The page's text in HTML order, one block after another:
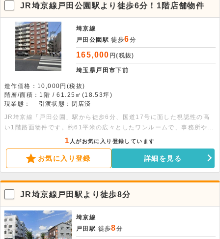
JR埼京線戸田公園駅より徒歩6分！1階店舗物件
埼京線
戸田公園駅 徒歩6分
165,000 円(税抜)
埼玉県戸田市下前
造作価格：10,000円(税抜)
階層/面積：1階 / 61.25㎡(18.53坪)
現業態：
引渡状態：閉店済
JR埼京線「戸田公園」駅から徒歩6分、国道17号に面した視認性の高
い1階路面物件です。約61平米の広々としたワンルームで、事務所や店
舗として多目的に活用いただけます。角地の利点を活かした集客が期待
できる好条件な環境です。ぜひお早めにご検討ください。
1 人がお気に入り登録しています
お気に入り登録 詳細を見る
JR埼京線戸田駅より徒歩8分
埼京線
戸田駅 徒歩8分